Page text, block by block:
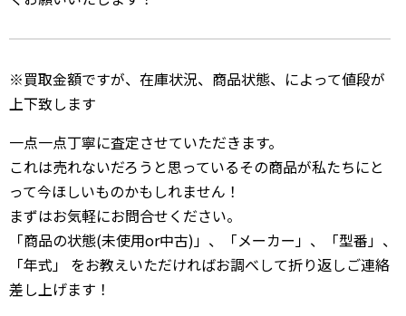
※買取金額ですが、在庫状況、商品状態、によって値段が
上下致します
一点一点丁寧に査定させていただきます。
これは売れないだろうと思っているその商品が私たちにと
って今ほしいものかもしれません！
まずはお気軽にお問合せください。
「商品の状態(未使用or中古)」、「メーカー」、「型番」、
「年式」 をお教えいただければお調べして折り返しご連絡
差し上げます！